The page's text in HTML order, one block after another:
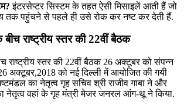
इंटरसेप्टर सिस्टम के तहत ऐसी मिसाइलें आती हैं जो
तक पहुंचने से पहले ही उसे रोक कर नष्ट कर देती हैं.
राष्‍ट्रीय स्‍तर की 22वीं बैठक
राष्‍ट्रीय स्‍तर की 22वीं बैठक 26 अक्टूबर को संपन्न
अक्‍टूबर,2018 को नई दिल्ली में आयोजित की गयी
का नेतृत्‍व गृह सचिव श्री राजीव गाबा ने और
नेतृत्‍व वहां के गृह मंत्री मेजर जनरल आंग-थू ने किया.